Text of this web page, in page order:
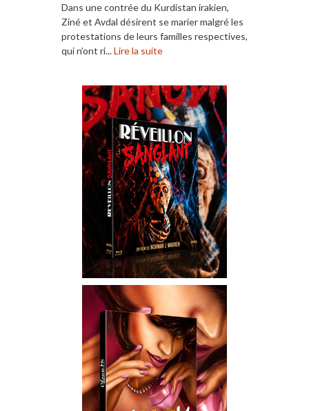
Dans une contrée du Kurdistan irakien,
Ziné et Avdal désirent se marier malgré les
protestations de leurs familles respectives,
qui n’ont ri...Lire la suite